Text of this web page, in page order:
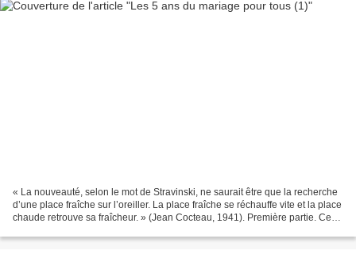
« La nouveauté, selon le mot de Stravinski, ne saurait être que la recherche
d’une place fraîche sur l’oreiller. La place fraîche se réchauffe vite et la place
chaude retrouve sa fraîcheur. » (Jean Cocteau, 1941). Première partie. Ce